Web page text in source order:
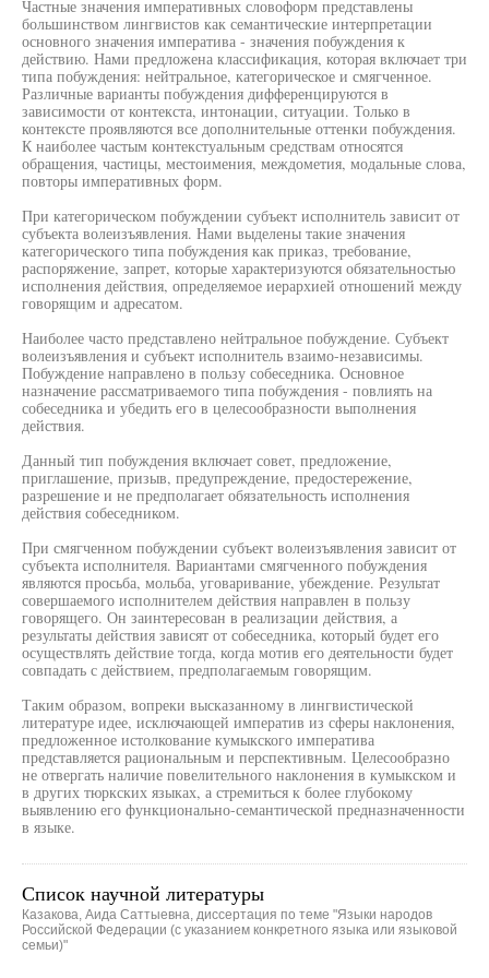
Частные значения императивных словоформ представлены
большинством лингвистов как семантические интерпретации
основного значения императива - значения побуждения к
действию. Нами предложена классификация, которая включает три
типа побуждения: нейтральное, категорическое и смягченное.
Различные варианты побуждения дифференцируются в
зависимости от контекста, интонации, ситуации. Только в
контексте проявляются все дополнительные оттенки побуждения.
К наиболее частым контекстуальным средствам относятся
обращения, частицы, местоимения, междометия, модальные слова,
повторы императивных форм.
При категорическом побуждении субъект исполнитель зависит от
субъекта волеизъявления. Нами выделены такие значения
категорического типа побуждения как приказ, требование,
распоряжение, запрет, которые характеризуются обязательностью
исполнения действия, определяемое иерархией отношений между
говорящим и адресатом.
Наиболее часто представлено нейтральное побуждение. Субъект
волеизъявления и субъект исполнитель взаимо-независимы.
Побуждение направлено в пользу собеседника. Основное
назначение рассматриваемого типа побуждения - повлиять на
собеседника и убедить его в целесообразности выполнения
действия.
Данный тип побуждения включает совет, предложение,
приглашение, призыв, предупреждение, предостережение,
разрешение и не предполагает обязательность исполнения
действия собеседником.
При смягченном побуждении субъект волеизъявления зависит от
субъекта исполнителя. Вариантами смягченного побуждения
являются просьба, мольба, уговаривание, убеждение. Результат
совершаемого исполнителем действия направлен в пользу
говорящего. Он заинтересован в реализации действия, а
результаты действия зависят от собеседника, который будет его
осуществлять действие тогда, когда мотив его деятельности будет
совпадать с действием, предполагаемым говорящим.
Таким образом, вопреки высказанному в лингвистической
литературе идее, исключающей императив из сферы наклонения,
предложенное истолкование кумыкского императива
представляется рациональным и перспективным. Целесообразно
не отвергать наличие повелительного наклонения в кумыкском и
в других тюркских языках, а стремиться к более глубокому
выявлению его функционально-семантической предназначенности
в языке.
Список научной литературы
Казакова, Аида Саттыевна, диссертация по теме "Языки народов
Российской Федерации (с указанием конкретного языка или языковой
семьи)"